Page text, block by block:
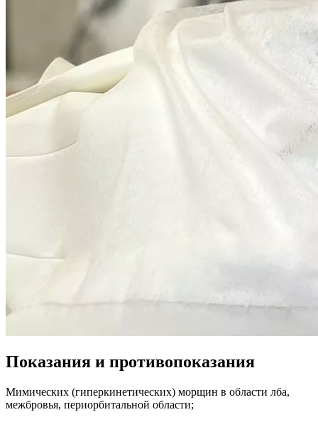
Показания и противопоказания
Мимических (гиперкинетических) морщин в области лба,
межбровья, периорбитальной области;